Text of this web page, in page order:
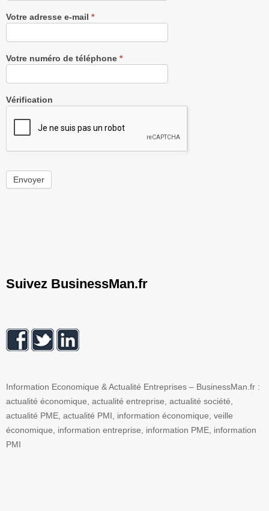
Votre adresse e-mail *
Votre numéro de téléphone *
Vérification
Envoyer
Suivez BusinessMan.fr
Information Economique & Actualité Entreprises – BusinessMan.fr :
actualité économique, actualité entreprise, actualité société,
actualité PME, actualité PMI, information économique, veille
économique, information entreprise, information PME, information
PMI